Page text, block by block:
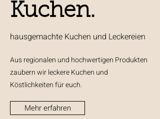
Kuchen.
hausgemachte Kuchen und Leckereien
Aus regionalen und hochwertigen Produkten
zaubern wir leckere Kuchen und
Köstlichkeiten für euch.
Mehr erfahren